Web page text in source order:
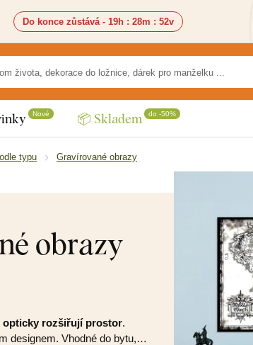
Do konce zůstává - 19h : 28m : 50v
Nové 📦 Skladem do -50%
typu Gravírované obrazy
obrazy
opticky rozšiřují prostor.
designem. Vhodné do bytu,…